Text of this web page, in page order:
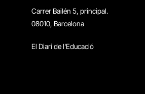
Carrer Bailén 5, principal.
08010, Barcelona
El Diari de l'Educació